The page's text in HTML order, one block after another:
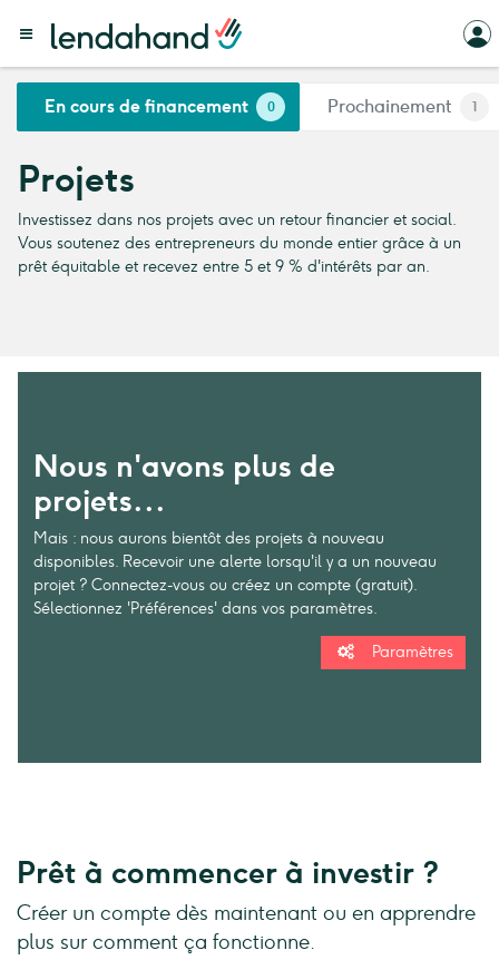
En cours de financement 0 Prochainement 1
Projets
Investissez dans nos projets avec un retour financier et social.
Vous soutenez des entrepreneurs du monde entier grâce à un
prêt équitable et recevez entre 5 et 9 % d'intérêts par an.
Nous n'avons plus de
projets...
Mais : nous aurons bientôt des projets à nouveau
disponibles. Recevoir une alerte lorsqu'il y a un nouveau
projet ? Connectez-vous ou créez un compte (gratuit).
Sélectionnez 'Préférences' dans vos paramètres.
Paramètres
Prêt à commencer à investir ?
Créer un compte dès maintenant ou en apprendre
plus sur comment ça fonctionne.